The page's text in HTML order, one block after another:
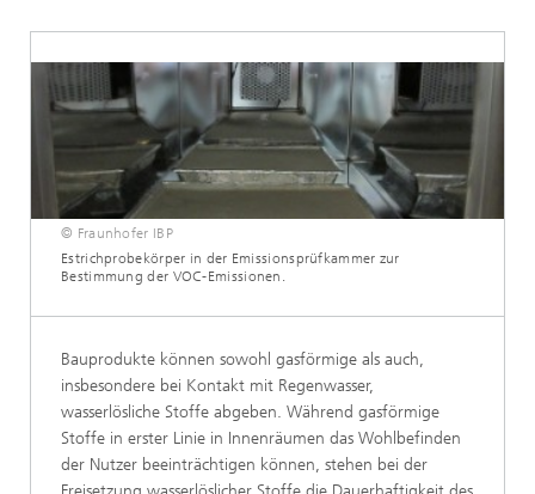
© Fraunhofer IBP
Estrichprobekörper in der Emissionsprüfkammer zur
Bestimmung der VOC-Emissionen.
Bauprodukte können sowohl gasförmige als auch,
insbesondere bei Kontakt mit Regenwasser,
wasserlösliche Stoffe abgeben. Während gasförmige
Stoffe in erster Linie in Innenräumen das Wohlbefinden
der Nutzer beeinträchtigen können, stehen bei der